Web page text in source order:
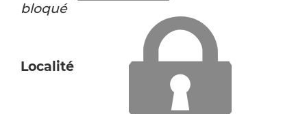
bloqué
Localité